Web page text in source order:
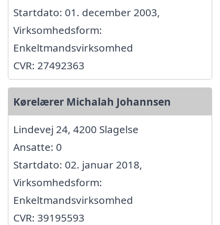
Startdato: 01. december 2003,
Virksomhedsform:
Enkeltmandsvirksomhed
CVR: 27492363
Kørelærer Michalah Johannsen
Lindevej 24, 4200 Slagelse
Ansatte: 0
Startdato: 02. januar 2018,
Virksomhedsform:
Enkeltmandsvirksomhed
CVR: 39195593